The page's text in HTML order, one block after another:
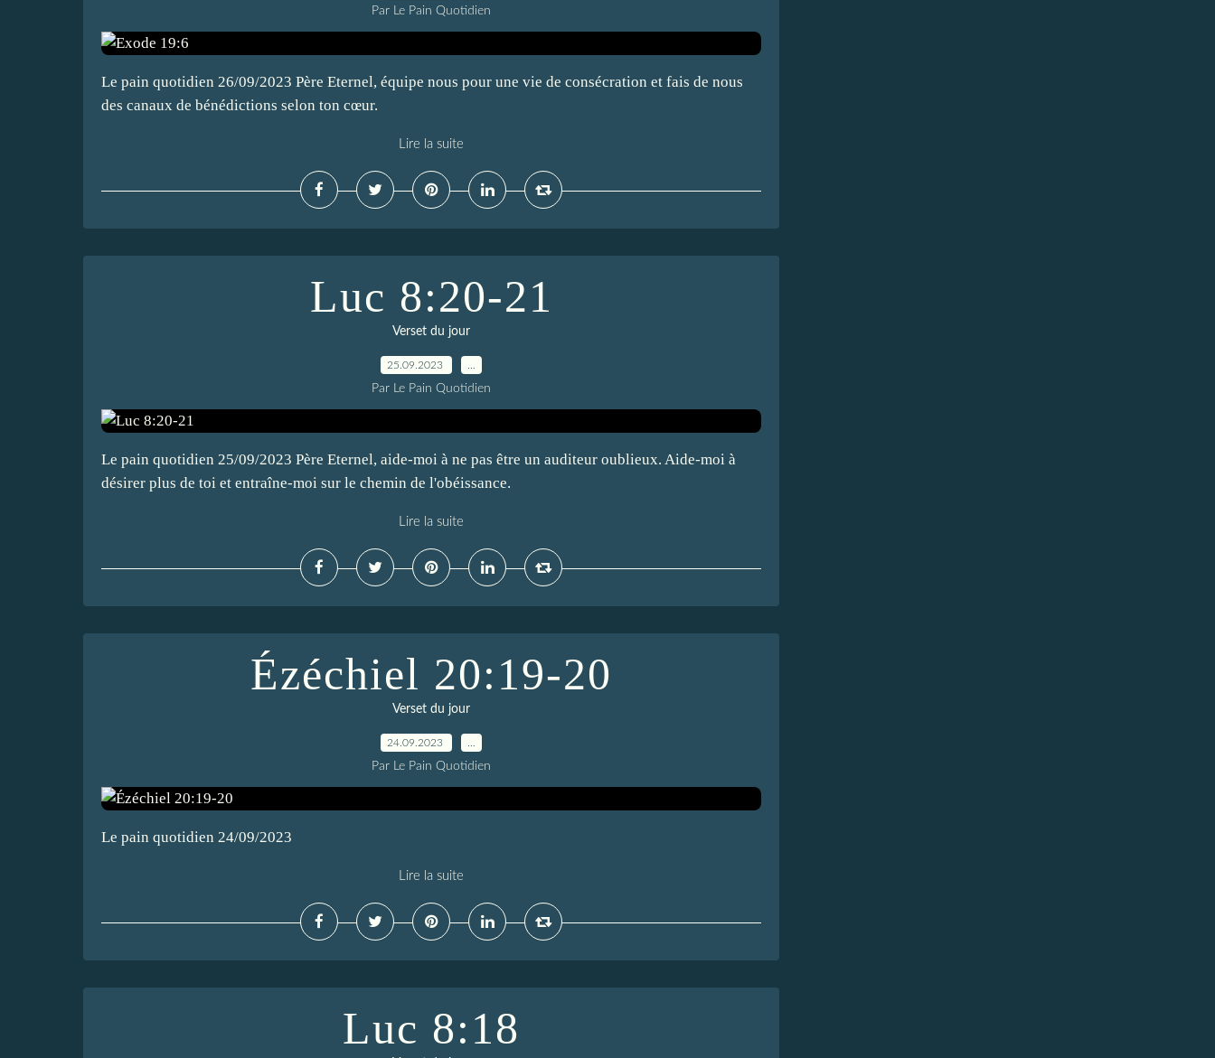
Par Le Pain Quotidien
Le pain quotidien 26/09/2023 Père Eternel, équipe nous pour une vie de consécration et fais de nous
des canaux de bénédictions selon ton cœur.
Lire la suite
Luc 8:20-21
Verset du jour
25.09.2023
Par Le Pain Quotidien
Le pain quotidien 25/09/2023 Père Eternel, aide-moi à ne pas être un auditeur oublieux. Aide-moi à
désirer plus de toi et entraîne-moi sur le chemin de l'obéissance.
Lire la suite
Ézéchiel 20:19-20
Verset du jour
24.09.2023
Par Le Pain Quotidien
Le pain quotidien 24/09/2023
Lire la suite
Luc 8:18